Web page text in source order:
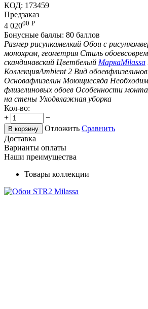
КОД: 173459
Предзаказ
4 02000 Р
Бонусные баллы: 80 баллов
Размер рисункамелкий Обои с рисунком
монохром, геометрия Стиль обоев
скандинавский Цветбелый МаркаMilassa
КоллекцияAmbient 2 Вид обоев
Основафлизелин Моющиесяда
флизелиновых обоев Особенности
на стены Уходвлажная уборка
Кол-во:
+
−
В корзину Отложить Сравнить
Доставка
Варианты оплаты
Наши преимущества
Товары коллекции